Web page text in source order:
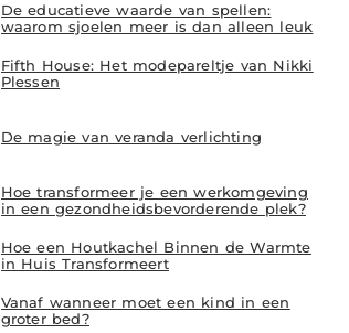
De educatieve waarde van spellen:
waarom sjoelen meer is dan alleen leuk
Fifth House: Het modepareltje van Nikki
Plessen
De magie van veranda verlichting
Hoe transformeer je een werkomgeving
in een gezondheidsbevorderende plek?
Hoe een Houtkachel Binnen de Warmte
in Huis Transformeert
Vanaf wanneer moet een kind in een
groter bed?